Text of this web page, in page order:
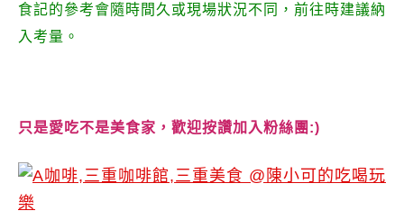
食記的參考會隨時間久或現場狀況不同，前往時建議納
入考量。
只是愛吃不是美食家，歡迎按讚加入粉絲團:)